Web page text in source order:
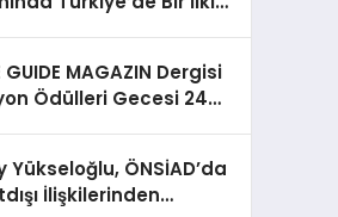
GUIDE MAGAZIN Dergisi
Ödülleri Gecesi 24
Yükseloğlu, ÖNSİAD’da
İlişkilerinden